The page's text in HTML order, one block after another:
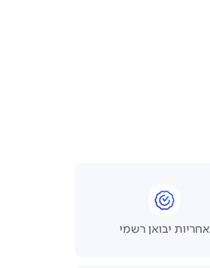
אחריות יבואן רשמי